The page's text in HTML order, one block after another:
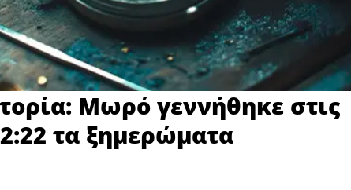
Μωρό γεννήθηκε στις
τα ξημερώματα